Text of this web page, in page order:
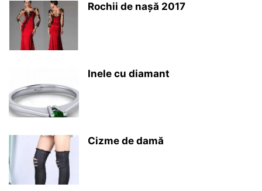
Rochii de nașă 2017
Inele cu diamant
Cizme de damă